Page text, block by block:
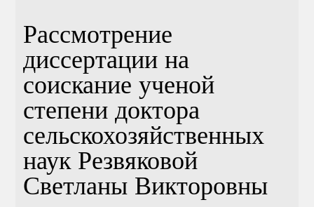
Рассмотрение
диссертации на
соискание ученой
степени доктора
сельскохозяйственных
наук Резвяковой
Светланы Викторовны